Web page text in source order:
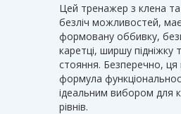
Цей тренажер з клена
безліч можливостей,
формовану оббивку,
каретці, ширшу
стояння. Безперечно, ця
формула
ідеальним вибором для
рівнів.